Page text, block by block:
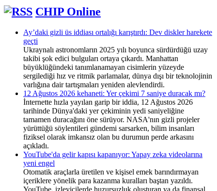
CHIP Online
Ay’daki gizli üs iddiası ortalığı karıştırdı: Dev diskler harekete
geçti
Ukraynalı astronomların 2025 yılı boyunca sürdürdüğü uzay
takibi şok edici bulguları ortaya çıkardı. Manhattan
büyüklüğündeki tanımlanamayan cisimlerin yüzeyde
sergilediği hız ve ritmik parlamalar, dünya dışı bir teknolojinin
varlığına dair tartışmaları yeniden alevlendirdi.
12 Ağustos 2026 kehaneti: Yer çekimi 7 saniye duracak mı?
İnternette hızla yayılan garip bir iddia, 12 Ağustos 2026
tarihinde Dünya'daki yer çekiminin yedi saniyeliğine
tamamen duracağını öne sürüyor. NASA'nın gizli projeler
yürüttüğü söylentileri gündemi sarsarken, bilim insanları
fiziksel olarak imkansız olan bu durumun perde arkasını
açıkladı.
YouTube'da gelir kapısı kapanıyor: Yapay zeka videolarına
yeni engel
Otomatik araçlarla üretilen ve kişisel emek barındırmayan
içeriklere yönelik para kazanma kuralları baştan yazıldı.